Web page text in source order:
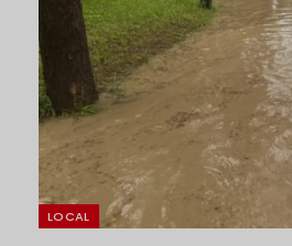
LOCAL